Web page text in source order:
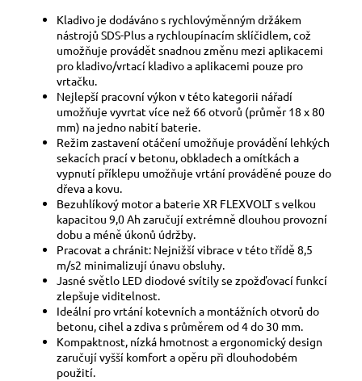
Kladivo je dodáváno s rychlovýměnným držákem
nástrojů SDS-Plus a rychloupínacím sklíčidlem, což
umožňuje provádět snadnou změnu mezi aplikacemi
pro kladivo/vrtací kladivo a aplikacemi pouze pro
vrtačku.
Nejlepší pracovní výkon v této kategorii nářadí
umožňuje vyvrtat více než 66 otvorů (průměr 18 x 80
mm) na jedno nabití baterie.
Režim zastavení otáčení umožňuje provádění lehkých
sekacích prací v betonu, obkladech a omítkách a
vypnutí příklepu umožňuje vrtání prováděné pouze do
dřeva a kovu.
Bezuhlíkový motor a baterie XR FLEXVOLT s velkou
kapacitou 9,0 Ah zaručují extrémně dlouhou provozní
dobu a méně úkonů údržby.
Pracovat a chránit: Nejnižší vibrace v této třídě 8,5
m/s2 minimalizují únavu obsluhy.
Jasné světlo LED diodové svítily se zpožďovací funkcí
zlepšuje viditelnost.
Ideální pro vrtání kotevních a montážních otvorů do
betonu, cihel a zdiva s průměrem od 4 do 30 mm.
Kompaktnost, nízká hmotnost a ergonomický design
zaručují vyšší komfort a opěru při dlouhodobém
použití.